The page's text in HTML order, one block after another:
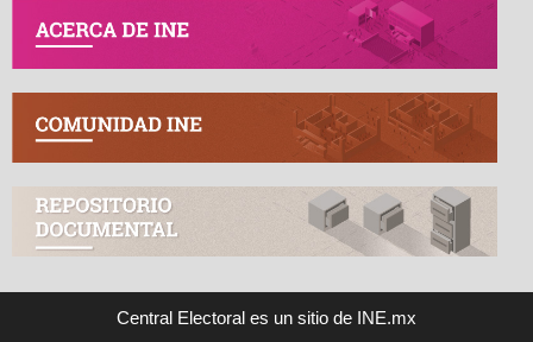
Central Electoral es un sitio de INE.mx